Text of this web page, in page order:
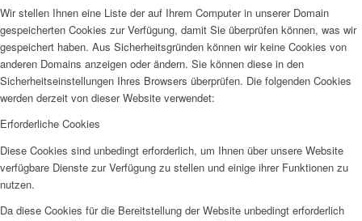
Wir stellen Ihnen eine Liste der auf Ihrem Computer in unserer Domain
gespeicherten Cookies zur Verfügung, damit Sie überprüfen können, was wir
gespeichert haben. Aus Sicherheitsgründen können wir keine Cookies von
anderen Domains anzeigen oder ändern. Sie können diese in den
Sicherheitseinstellungen Ihres Browsers überprüfen. Die folgenden Cookies
werden derzeit von dieser Website verwendet:
Erforderliche Cookies
Diese Cookies sind unbedingt erforderlich, um Ihnen über unsere Website
verfügbare Dienste zur Verfügung zu stellen und einige ihrer Funktionen zu
nutzen.
Da diese Cookies für die Bereitstellung der Website unbedingt erforderlich